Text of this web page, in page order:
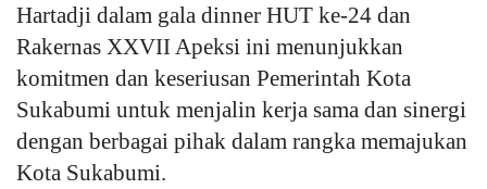
Hartadji dalam gala dinner HUT ke-24 dan
Rakernas XXVII Apeksi ini menunjukkan
komitmen dan keseriusan Pemerintah Kota
Sukabumi untuk menjalin kerja sama dan sinergi
dengan berbagai pihak dalam rangka memajukan
Kota Sukabumi.